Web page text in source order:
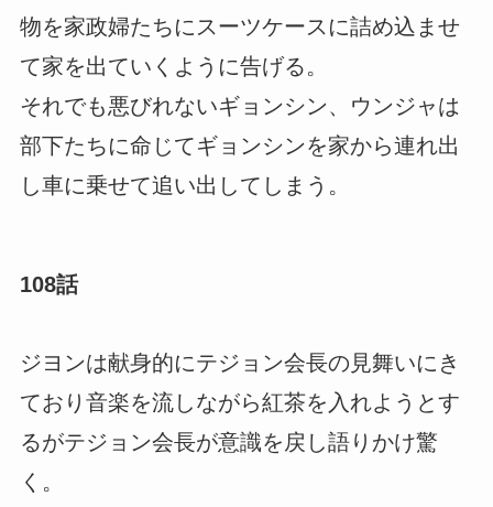
物を家政婦たちにスーツケースに詰め込ませ
て家を出ていくように告げる。
それでも悪びれないギョンシン、ウンジャは
部下たちに命じてギョンシンを家から連れ出
し車に乗せて追い出してしまう。
108話
ジヨンは献身的にテジョン会長の見舞いにき
ており音楽を流しながら紅茶を入れようとす
るがテジョン会長が意識を戻し語りかけ驚
く。